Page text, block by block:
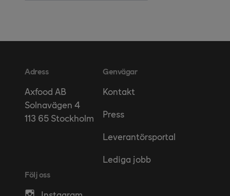
Adress
Axfood AB
Solnavägen 4
113 65 Stockholm
Genvägar
Kontakt
Press
Leverantörsportal
Lediga jobb
Följ oss